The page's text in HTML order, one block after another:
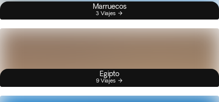
Marruecos
3 Viajes
Egipto
9 Viajes